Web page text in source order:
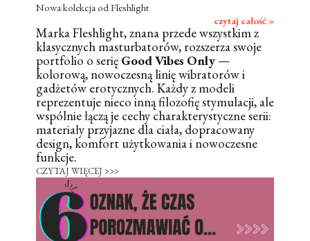
Nowa kolekcja od Fleshlight
czytaj całość »
Marka Fleshlight, znana przede wszystkim z
klasycznych masturbatorów, rozszerza swoje
portfolio o serię Good Vibes Only —
kolorową, nowoczesną linię wibratorów i
gadżetów erotycznych. Każdy z modeli
reprezentuje nieco inną filozofię stymulacji, ale
wspólnie łączą je cechy charakterystyczne serii:
materiały przyjazne dla ciała, dopracowany
design, komfort użytkowania i nowoczesne
funkcje.
CZYTAJ WIĘCEJ >>>